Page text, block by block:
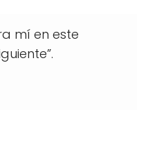
mí en este